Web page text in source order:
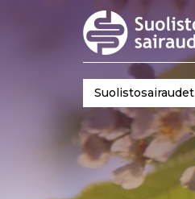
Suolistosairaudet